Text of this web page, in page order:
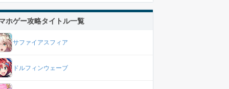
ホゲー攻略タイトル一覧
サファイアスフィア
ドルフィンウェーブ